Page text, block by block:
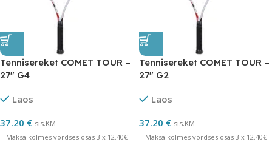
Tennisereket COMET TOUR –
27″ G4
Laos
37.20 € sis.KM
Maksa kolmes võrdses osas 3 x 12.40€
Tennisereket COMET TOUR –
27″ G2
Laos
37.20 € sis.KM
Maksa kolmes võrdses osas 3 x 12.40€